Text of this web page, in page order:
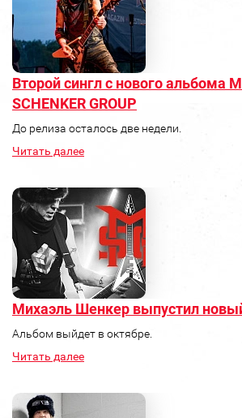
Второй сингл с нового альбома
SCHENKER GROUP
До релиза осталось две недели.
Читать далее
Михаэль Шенкер выпустил
Альбом выйдет в октябре.
Читать далее